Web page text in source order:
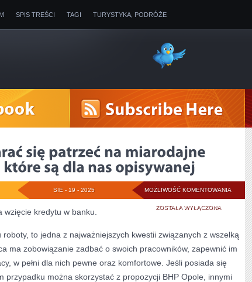
SPIS TREŚCI TAGI TURYSTYKA, PODRÓŻE
MOŻLIWOŚĆ KOMENTOWANIA
ZOSTAŁA WYŁĄCZONA
SIE - 19 - 2025
kredytu w banku.
to jedna z najważniejszych kwestii związanych z wszelką
ma zobowiązanie zadbać o swoich pracowników, zapewnić im
w pełni dla nich pewne oraz komfortowe. Jeśli posiada się
przypadku można skorzystać z propozycji BHP Opole, innymi